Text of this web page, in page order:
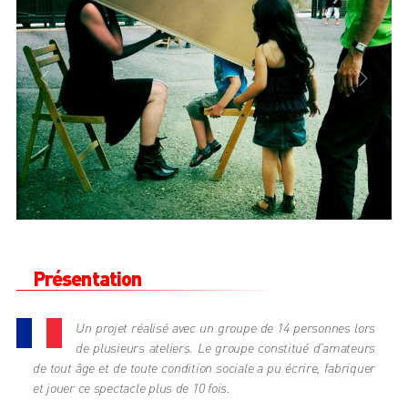
PREVIOUS NEXT
Présentation
Un projet réalisé avec un groupe de 14 personnes lors
de plusieurs ateliers. Le groupe constitué d’amateurs
de tout âge et de toute condition sociale a pu écrire, fabriquer
et jouer ce spectacle plus de 10 fois.